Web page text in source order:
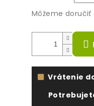
Môžeme doručiť
Vrátenie